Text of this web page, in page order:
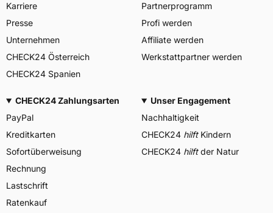
Karriere
Presse
Unternehmen
CHECK24 Österreich
CHECK24 Spanien
Partnerprogramm
Profi werden
Affiliate werden
Werkstattpartner werden
CHECK24 Zahlungsarten
PayPal
Kreditkarten
Sofortüberweisung
Rechnung
Lastschrift
Ratenkauf
Unser Engagement
Nachhaltigkeit
CHECK24 hilftKindern
CHECK24 hilftder Natur